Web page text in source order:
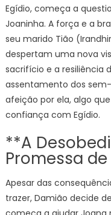
Egídio, começa a
Joaninha. A força e a
seu marido Tião
despertam uma nova
sacrifício e a resiliência
assentamento dos
afeição por ela, algo
confiança com Egídio.
**A
Promessa
Apesar das
trazer, Damião decide